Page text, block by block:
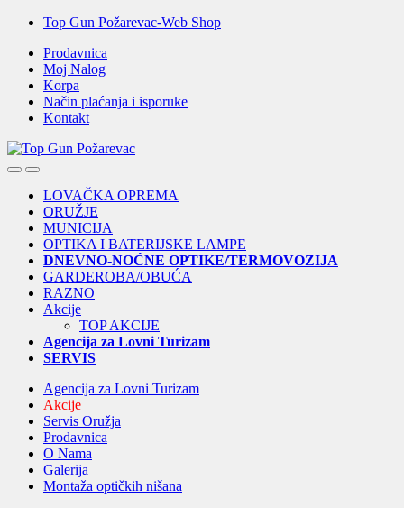
Skip
navigation
Skip
content
Top Gun Požarevac-Web Shop
Prodavnica
Moj Nalog
Korpa
Način plaćanja i isporuke
Kontakt
OpenClose
LOVAČKA OPREMA
ORUŽJE
MUNICIJA
OPTIKA I BATERIJSKE LAMPE
DNEVNO-NOĆNE OPTIKE/TERMOVOZIJA
GARDEROBA/OBUĆA
RAZNO
Akcije
TOP AKCIJE
Agencija za Lovni Turizam
SERVIS
Agencija za Lovni Turizam
Akcije
Servis Oružja
Prodavnica
O Nama
Galerija
Montaža optičkih nišana